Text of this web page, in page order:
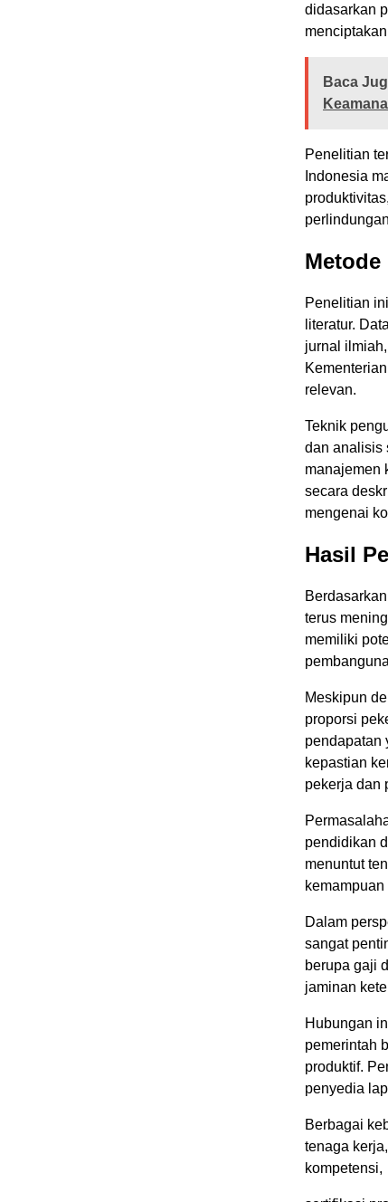
didasarkan
Baca
Penelitian
Indonesia
Penelitian
literatur.
jurnal
relevan.
Teknik
dan analisis
manajemen
secara
mengenai
Hasil
terus
memiliki
Meskipun
proporsi
pendapatan
kepastian
pekerja dan
pendidikan
menuntut
Dalam
sangat
berupa gaji
jaminan
Hubungan
pemerintah
produktif.
penyedia
Berbagai
tenaga
kompetensi,